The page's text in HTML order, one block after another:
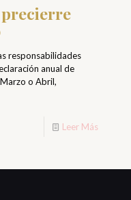
responsabilidades
anual de
o Abril,
Leer Más